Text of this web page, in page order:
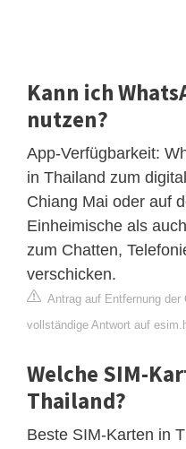
Kann ich
nutzen?
App-Verfügbarkeit:
in Thailand zum
Chiang Mai oder auf
Einheimische als
zum Chatten,
verschicken.
Antrag auf Entfernung der
vollständige Antwort auf
Welche SIM-
Thailand?
Beste SIM-Karten in